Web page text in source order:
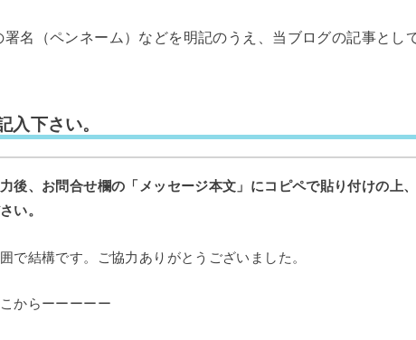
名（ペンネーム）などを明記のうえ、当ブログの記事とし
入下さい。
後、お問合せ欄の「メッセージ本文」にコピペで貼り付けの上
い。
で結構です。ご協力ありがとうございました。
からーーーーー